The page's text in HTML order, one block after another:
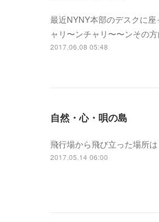
最近NYNY本部のデスクに
ャリ〜ンチャリ〜〜ンその
2017.06.08 05:48
自然・心・唄の島
飛行場から飛び立った場所は
2017.05.14 06:00